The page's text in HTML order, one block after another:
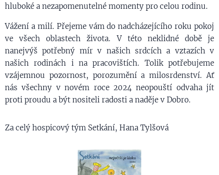
hluboké a nezapomenutelné momenty pro celou rodinu.
Vážení a milí. Přejeme vám do nadcházejícího roku pokoj
ve všech oblastech života. V této neklidné době je
nanejvýš potřebný mír v našich srdcích a vztazích v
našich rodinách i na pracovištích. Tolik potřebujeme
vzájemnou pozornost, porozumění a milosrdenství. Ať
nás všechny v novém roce 2024 neopouští odvaha jít
proti proudu a být nositeli radosti a naděje v Dobro.
Za celý hospicový tým Setkání, Hana Tylšová